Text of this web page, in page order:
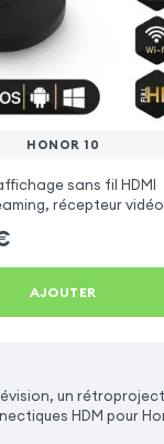
HONOR 10
sans fil HDMI
récepteur
AJOUTER
un
HDM pour